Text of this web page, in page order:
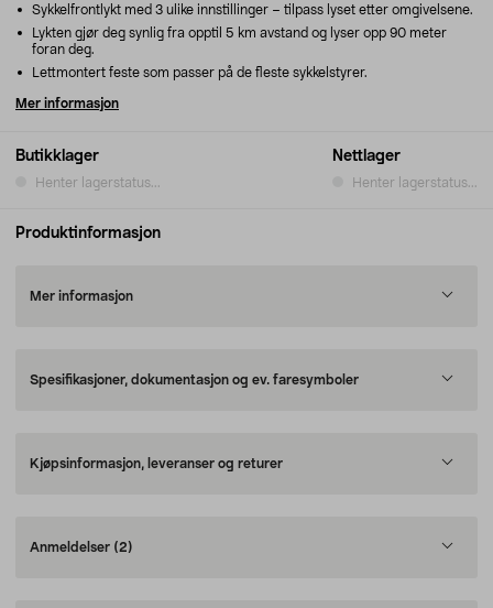
Butikklager
Henter lagerstatus...
Nettlager
Henter lagerstatus...
Sykkelfrontlykt med 3 ulike innstillinger – tilpass lyset etter omgivelsene.
Lykten gjør deg synlig fra opptil 5 km avstand og lyser opp 90 meter
foran deg.
Lettmontert feste som passer på de fleste sykkelstyrer.
Mer informasjon
Produktinformasjon
Mer informasjon
Spesifikasjoner, dokumentasjon og ev. faresymboler
Kjøpsinformasjon, leveranser og returer
Anmeldelser (2)